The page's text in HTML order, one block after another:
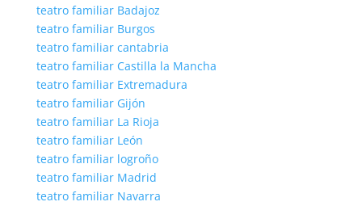
teatro familiar Badajoz
teatro familiar Burgos
teatro familiar cantabria
teatro familiar Castilla la Mancha
teatro familiar Extremadura
teatro familiar Gijón
teatro familiar La Rioja
teatro familiar León
teatro familiar logroño
teatro familiar Madrid
teatro familiar Navarra